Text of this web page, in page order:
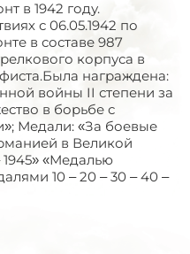
в 1942 году.
с 06.05.1942 по
в составе 987
корпуса в
Была награждена:
войны II степени за
в борьбе с
Медали: «За боевые
в Великой
1945» «Медалью
10 – 20 – 30 – 40 –